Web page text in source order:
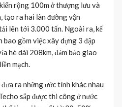
rộng 100m ở thượng lưu và
tạo ra hai làn đường vận
lên tới 3.000 tấn. Ngoài ra, kế
bao gồm việc xây dựng 3 đập
hè dài 208km, đảm bảo giao
mạch.
ra những ước tính khác nhau
sắp được thi công ở nước